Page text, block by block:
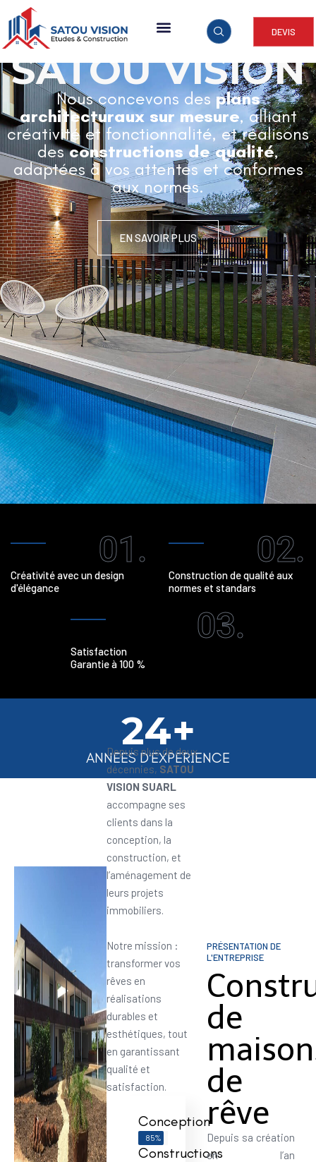
DEVIS
ARCHITECTURE & CONSTRUCTION
SATOU VISION
Nous concevons desplans
architecturaux sur mesure, alliant
créativité et fonctionnalité, et réalisons
desconstructions de qualité,
adaptées à vos attentes et conformes
aux normes.
EN SAVOIR PLUS
01.
Créativité avec un design
d'élégance
02.
Construction de qualité aux
normes et standars
03.
Satisfaction
Garantie à 100 %
24+
ANNEES D'EXPERIENCE
Depuis plus de deux
décennies, SATOU
VISION SUARL
accompagne ses
clients dans la
conception, la
construction, et
l’aménagement de
leurs projets
immobiliers.
Notre mission :
transformer vos
rêves en
réalisations
durables et
esthétiques, tout
en garantissant
qualité et
satisfaction.
Conception
85%
Constructions
PRÉSENTATION DE
L'ENTREPRISE
de
de
rêve
Depuis sa création
en l’an